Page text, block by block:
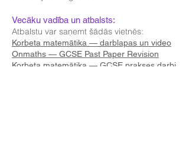
Vecāku vadība un atbalsts:
Atbalstu var saņemt šādās vietnēs:
Korbeta matemātika — darblapas un video
Onmaths — GCSE Past Paper Revision
Korbeta matemātika — GCSE prakses darbi